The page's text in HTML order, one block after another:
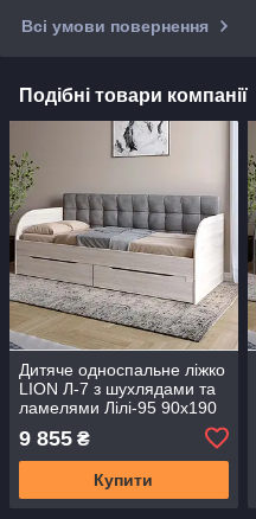
Всі умови повернення
Подібні товари компанії
Дитяче односпальне ліжко
LION Л-7 з шухлядами та
ламелями Лілі-95 90x190
(LION-044223)
9 855 ₴
Купити